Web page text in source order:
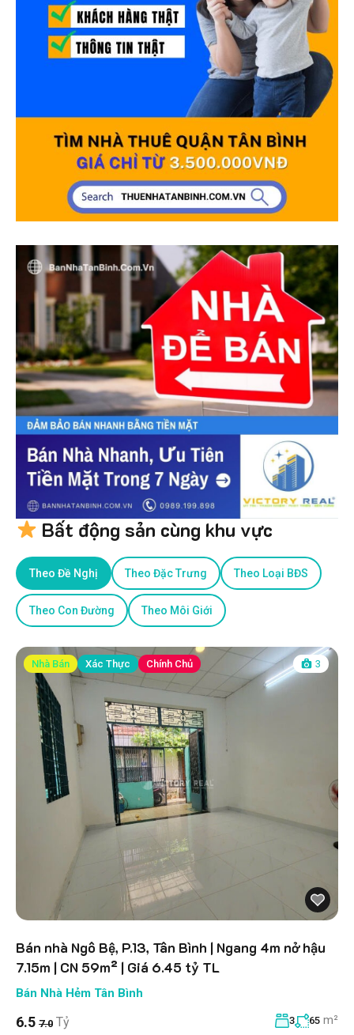
Bất động sản cùng khu vực
Theo Đề Nghị Theo Đặc Trưng Theo Loại BĐS
Theo Con Đường Theo Môi Giới
Nhà Bán Xác Thực Chính Chủ 3
Bán nhà Ngô Bệ, P.13, Tân Bình | Ngang 4m nở hậu
7.15m | CN 59m² | Giá 6.45 tỷ TL
Bán Nhà Hẻm Tân Bình
6.5 7.0 Tỷ 3 65 m²